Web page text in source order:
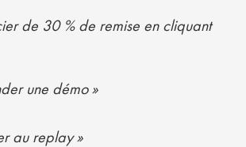
de 30 % de remise en cliquant
une démo »
au replay »